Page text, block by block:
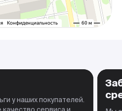
у наших покупателей.